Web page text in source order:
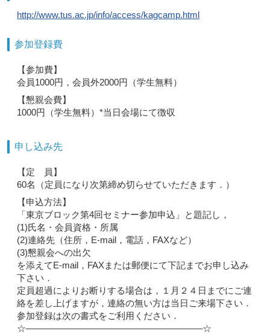
http://www.tus.ac.jp/info/access/kagcamp.html
参加登録費
【参加費】
会員1000円，会員外2000円（学生無料）
【懇親会費】
1000円（学生無料）*当日会場にて徴収
申し込み先
【定 員】
60名（定員になり次第締め切らせていただきます．）
【申込方法】
「東京ブロック第4回セミナー参加申込」と題記し，
(1)氏名・会員資格・所属
(2)連絡先（住所，E-mail，電話，FAXなど）
(3)懇親会への出欠
を添えてE-mail，FAXまたは郵便にて下記までお申し込み
下さい．
定員超過によりお断りする場合は，１月２４日までにご連
絡を差し上げますが，連絡の無い方は当日ご来場下さい．
参加登録は次の書式をご利用ください．
☆———————————————————–☆